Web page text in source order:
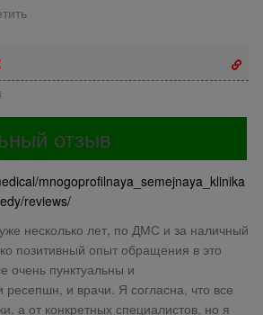
отзыв
mnogoprofilnaya_semejnaya_klinika
reviews/
несколько лет, по ДМС и за наличный
позитивный опыт обращения в это
очень пунктуальны и
и врачи. Я согласна, что все
а от конкретных специалистов, но я